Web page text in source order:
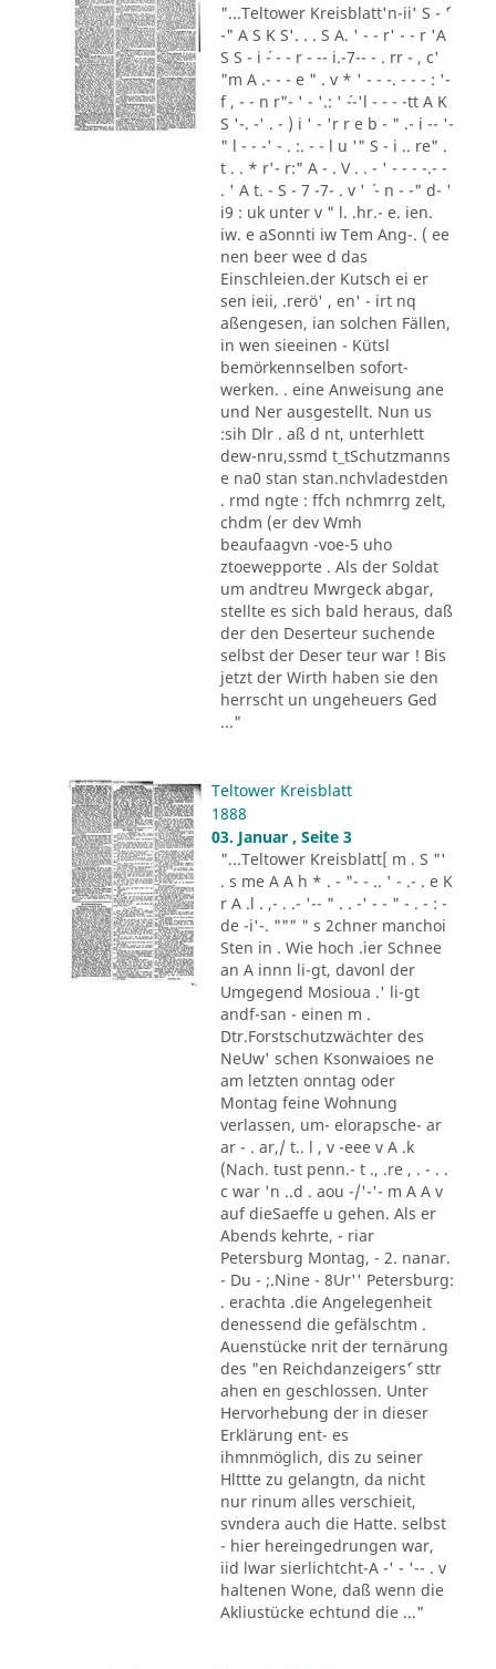
"...Teltower Kreisblatt'n-ii' S - ´'
-" A S K S'. . . S A. ' - - r' - - r 'A
S S - i ´- - - r - -- i.-7-- - . rr - , c'
"m A .- - - e " . v * ' - - -. - - - : '-
f , - - n r"- ' - '.: ' ´--'l - - - -tt A K
S '-. -' . - ) i ' - 'r r e b - " .- i -- '-
" l - - -' - . :. - - l u '" S - i .. re" .
t . . * r'- r:" A - . V . . - ' - - - -.- -
. ' A t. - S - 7 -7- . v ' ´ - n - -" d- '
i9 : uk unter v " l. .hr.- e. ien.
iw. e aSonnti iw Tem Ang-. ( ee
nen beer wee d das
Einschleien.der Kutsch ei er
sen ieii, .rerö' , en' - irt nq
aßengesen, ian solchen Fällen,
in wen sieeinen - Kütsl
bemörkennselben sofort-
werken. . eine Anweisung ane
und Ner ausgestellt. Nun us
:sih Dlr . aß d nt, unterhlett
dew-nru,ssmd t_tSchutzmanns
e na0 stan stan.nchvladestden
. rmd ngte : ffch nchmrrg zelt,
chdm (er dev Wmh
beaufaagvn -voe-5 uho
ztoewepporte . Als der Soldat
um andtreu Mwrgeck abgar,
stellte es sich bald heraus, daß
der den Deserteur suchende
selbst der Deser teur war ! Bis
jetzt der Wirth haben sie den
herrscht un ungeheuers Ged
..."
Teltower Kreisblatt
1888
03. Januar , Seite 3
"...Teltower Kreisblatt[ m . S "'
. s me A A h * . - "- - .. ' - .- . e K
r A .l . ,- . .- '-- " . . -' - - " - . - : -
de -i'-. """ " s 2chner manchoi
Sten in . Wie hoch .ier Schnee
an A innn li-gt, davonl der
Umgegend Mosioua .' li-gt
andf-san - einen m .
Dtr.Forstschutzwächter des
NeUw' schen Ksonwaioes ne
am letzten onntag oder
Montag feine Wohnung
verlassen, um- elorapsche- ar
ar - . ar,/ t.. l , v -eee v A .k
(Nach. tust penn.- t ., .re , . - . .
c war 'n ..d . aou -/'-'- m A A v
auf dieSaeffe u gehen. Als er
Abends kehrte, - riar
Petersburg Montag, - 2. nanar.
- Du - ;.Nine - 8Ur'' Petersburg:
. erachta .die Angelegenheit
denessend die gefälschtm .
Auenstücke nrit der ternärung
des "en Reichdanzeigers´' sttr
ahen en geschlossen. Unter
Hervorhebung der in dieser
Erklärung ent- es
ihmnmöglich, dis zu seiner
Hlttte zu gelangtn, da nicht
nur rinum alles verschieit,
svndera auch die Hatte. selbst
- hier hereingedrungen war,
iid lwar sierlichtcht-A -' - '-- . v
haltenen Wone, daß wenn die
Akliustücke echtund die ..."